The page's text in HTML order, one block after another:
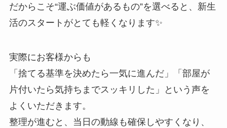
だからこそ“運ぶ価値があるもの”を選べると、新生
活のスタートがとても軽くなります✨
実際にお客様からも
「捨てる基準を決めたら一気に進んだ」「部屋が
片付いたら気持ちまでスッキリした」という声を
よくいただきます。
整理が進むと、当日の動線も確保しやすくなり、